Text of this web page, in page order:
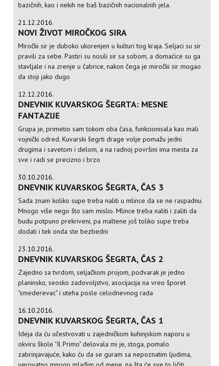
bazičnih, kao i nekih ne baš bazičnih nacionalnih jela.
21.12.2016.
NOVI ŽIVOT MIROČKOG SIRA
Miročki sir je duboko ukorenjen u kulturi tog kraja. Seljaci su sir
pravili za sebe. Pastiri su nosili sir sa sobom, a domaćice su ga
stavljale i na zrenje u čabrice, nakon čega je miročki sir mogao
da stoji jako dugo
12.12.2016.
DNEVNIK KUVARSKOG ŠEGRTA: MESNE
FANTAZIJE
Grupa je, primetio sam tokom oba časa, funkcionisala kao mali
vojnički odred. Kuvarski šegrti drage volje pomažu jedni
drugima i savetom i delom, a na radnoj površini ima mesta za
sve i radi se precizno i brzo
30.10.2016.
DNEVNIK KUVARSKOG ŠEGRTA, ČAS 3
Sada znam koliko supe treba naliti u mlince da se ne raspadnu.
Mnogo više nego što sam mislio. Mlince treba naliti i zaliti da
budu potpuno prekriveni, pa maltene još toliko supe treba
dodati i tek onda ste bezbedni
23.10.2016.
DNEVNIK KUVARSKOG ŠEGRTA, ČAS 2
Zajedno sa tvrdom, seljačkom projom, podvarak je jedno
planinsko, seosko zadovoljstvo, asocijacija na vreo šporet
"smederevac" i uteha posle celodnevnog rada
16.10.2016.
DNEVNIK KUVARSKOG ŠEGRTA, ČAS 1
Ideja da ću učestvovati u zajedničkom kuhinjskom naporu u
okviru škole "Il Primo" delovala mi je, stoga, pomalo
zabrinjavajuće, kako ću da se guram sa nepoznatim ljudima,